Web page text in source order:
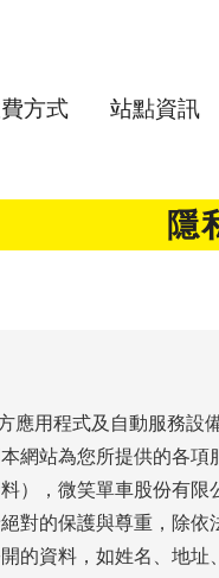
方式 站點資訊
隱
應用程式及自動服務
網站為您所提供的各
），微笑單車股份有
對的保護與尊重，除
的資料，如姓名、地址